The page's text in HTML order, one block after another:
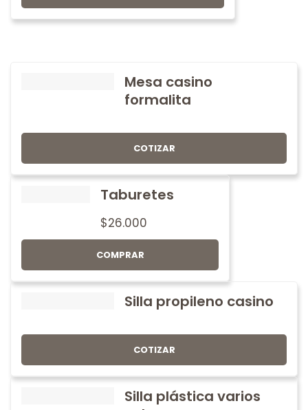
Mesa casino
formalita
COTIZAR
Taburetes
$26.000
COMPRAR
Silla propileno casino
COTIZAR
Silla plástica varios